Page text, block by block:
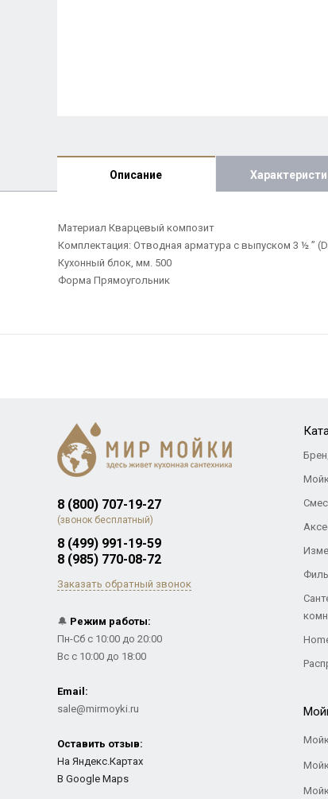
Описание
Материал Кварцевый композит
Комплектация: Отводная арматура с выпуском 3 ½ ”
Кухонный блок, мм. 500
Форма Прямоугольник
8 (800) 707-19-27
(звонок бесплатный)
8 (499) 991-19-59
8 (985) 770-08-72
Заказать обратный звонок
🔔 Режим работы:
Пн-Сб с 10:00 до 20:00
Вс с 10:00 до 18:00
Email:
sale@mirmoyki.ru
Оставить отзыв:
На Яндекс.Картах
В Google Maps